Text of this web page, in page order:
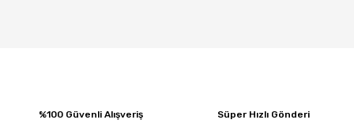
%100 Güvenli Alışveriş Süper Hızlı Gönderi